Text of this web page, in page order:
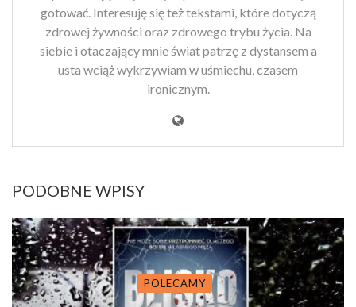
gotować. Interesuję się też tekstami, które dotyczą
zdrowej żywności oraz zdrowego trybu życia. Na
siebie i otaczający mnie świat patrzę z dystansem a
usta wciąż wykrzywiam w uśmiechu, czasem
ironicznym.
PODOBNE WPISY
POLECAMY